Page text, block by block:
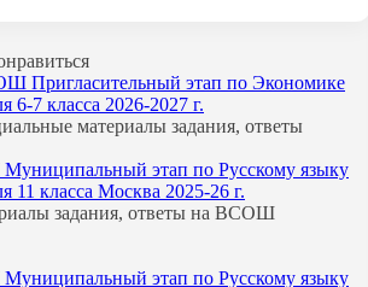
Пригласительный этап по Экономике
6-7 класса 2026-2027 г.
материалы задания, ответы
этап по Русскому языку
11 класса Москва 2025-26 г.
задания, ответы на ВСОШ
этап по Русскому языку